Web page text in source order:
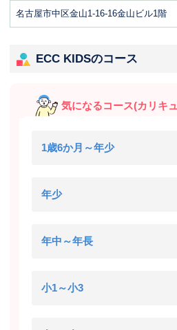
名古屋市中区金山1-16-16金山ビル1階
ECC KIDSのコース
気になるコース(カリキ
1歳6か月～年少
年少
年中～年長
小1～小3